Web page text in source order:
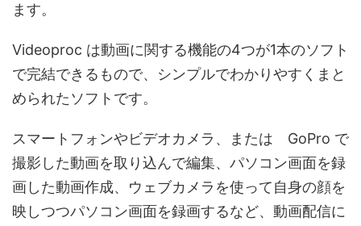
ます。
Videoproc は動画に関する機能の4つが1本のソフト
で完結できるもので、シンプルでわかりやすくまと
められたソフトです。
スマートフォンやビデオカメラ、または GoPro で
撮影した動画を取り込んで編集、パソコン画面を録
画した動画作成、ウェブカメラを使って自身の顔を
映しつつパソコン画面を録画するなど、動画配信に